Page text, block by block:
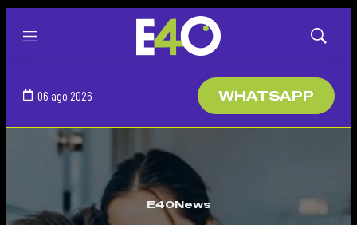
Menú
Mostrar
06 ago 2026 WHATSAPP
E40News